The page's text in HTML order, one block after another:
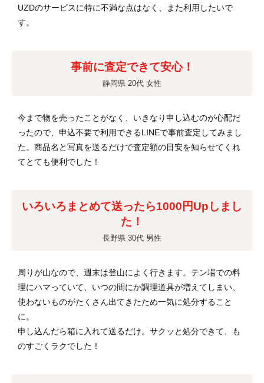
UZDのサービスに特に不満な点はなく、また利用したいで
す。
事前に査定できて安心！
静岡県 20代 女性
今まで物を売ったことがなく、いきなり申し込むのが心配だ
ったので、申込不要で利用できるLINEで事前査定してみまし
た。商品名と写真を送るだけで査定額の目安を知らせてくれ
てとても便利でした！
いろいろまとめて送ったら1000円Upしまし
た！
長野県 30代 男性
周りが山なので、週末は登山によく行きます。テン場での料
理にハマっていて、いつの間にか調理道具が増えてしまい、
使わないものがたくさん出てきたため一気に処分すること
に。
申し込んだら箱に入れて送るだけ。サクッと処分できて、も
のすごくラクでした！